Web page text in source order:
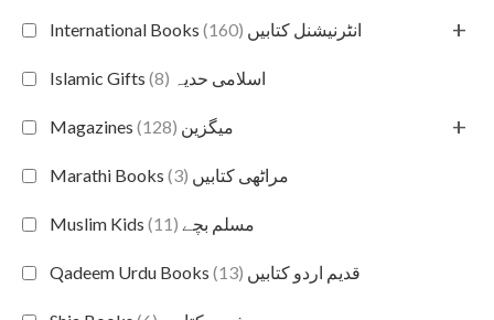
International Books انٹرنیشنل کتابیں (160) +
Islamic Gifts اسلامی حدیہ (8)
Magazines میگزین (128) +
Marathi Books مراٹھی کتابیں (3)
Muslim Kids مسلم بچے (11)
Qadeem Urdu Books قدیم اردو کتابیں (13)